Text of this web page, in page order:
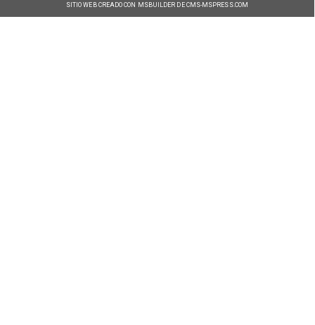
SITIO WEB CREADO CON MSBUILDER DE CMS-MSPRESS.COM